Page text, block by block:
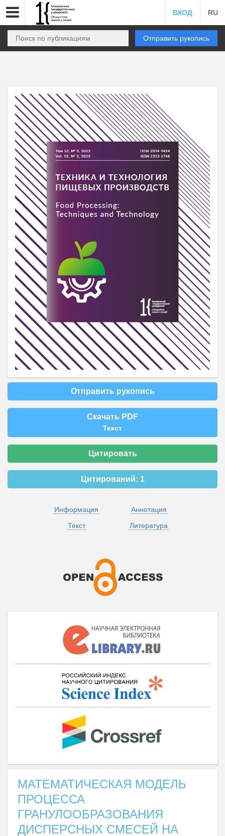
ВХОД RU
Отправить рукопись
Отправить рукопись
Скачать PDF
Текст
Цитировать
Цитирований: 1
Информация
Аннотация
Текст
Литература
МАТЕМАТИЧЕСКАЯ МОДЕЛЬ
ПРОЦЕССА
ГРАНУЛООБРАЗОВАНИЯ
ДИСПЕРСНЫХ СМЕСЕЙ НА